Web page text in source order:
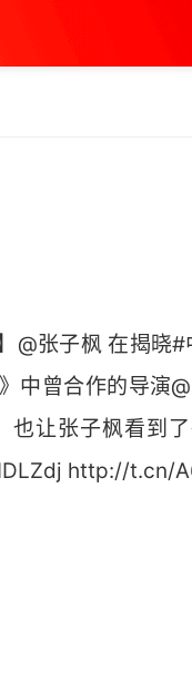
@张子枫 在揭晓
中曾合作的导演
让张子枫看到
http://t.cn/